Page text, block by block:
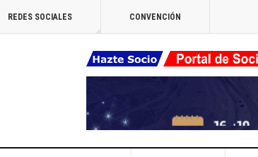
REDES SOCIALES CONVENCIÓN